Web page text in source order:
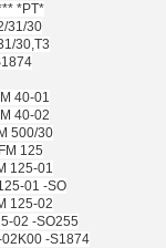
*PT*
31/30
30,T3
40-01
40-02
500/30
125
125-01
01 -SO
125-02
02 -SO255
02K00 -S1874